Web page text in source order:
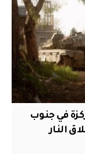
في جنوب
النار